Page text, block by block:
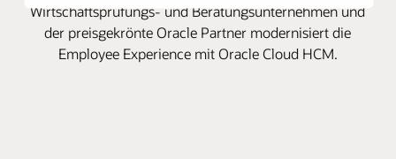
Wirtschaftsprüfungs- und Beratungsunternehmen und
der preisgekrönte Oracle Partner modernisiert die
Employee Experience mit Oracle Cloud HCM.